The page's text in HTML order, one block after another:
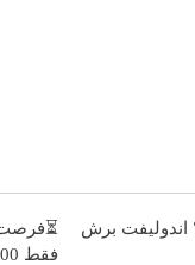
برش
فقط 600 هزارتومان!!